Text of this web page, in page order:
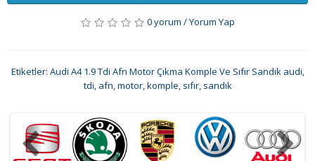
0 yorum /Yorum Yap
Etiketler: Audi A4 1.9 Tdi Afn Motor Çıkma Komple Ve Sıfır Sandık audi,
tdi, afn,motor,komple, sıfır, sandık